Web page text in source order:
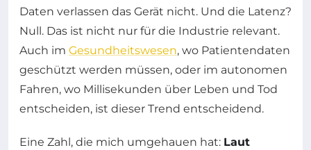
Daten verlassen das Gerät nicht. Und die Latenz?
Null. Das ist nicht nur für die Industrie relevant.
Auch im Gesundheitswesen, wo Patientendaten
geschützt werden müssen, oder im autonomen
Fahren, wo Millisekunden über Leben und Tod
entscheiden, ist dieser Trend entscheidend.
Eine Zahl, die mich umgehauen hat: Laut